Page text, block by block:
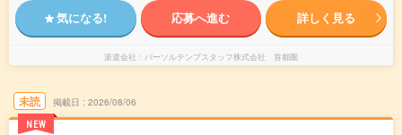
気になる! 応募へ進む 詳しく見る
派遣会社 パーソルテンプスタッフ株式会社 首都圏
未読
NEW
掲載日 2026/08/06